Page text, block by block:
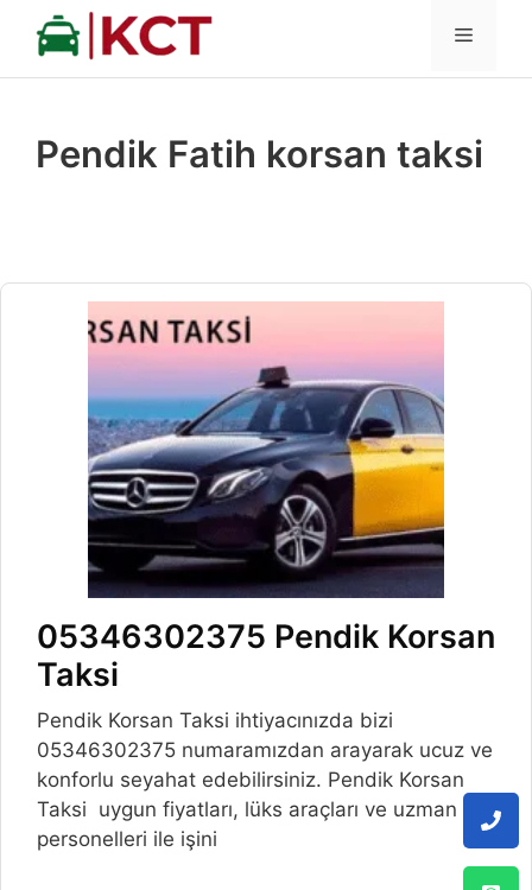
İçeriğe
MENÜ
Pendik Fatih korsan taksi
05346302375 Pendik Korsan
Taksi
Pendik Korsan Taksi ihtiyacınızda bizi
05346302375 numaramızdan arayarak ucuz ve
konforlu seyahat edebilirsiniz. Pendik Korsan
Taksi uygun fiyatları, lüks araçları ve uzman
personelleri ile işini